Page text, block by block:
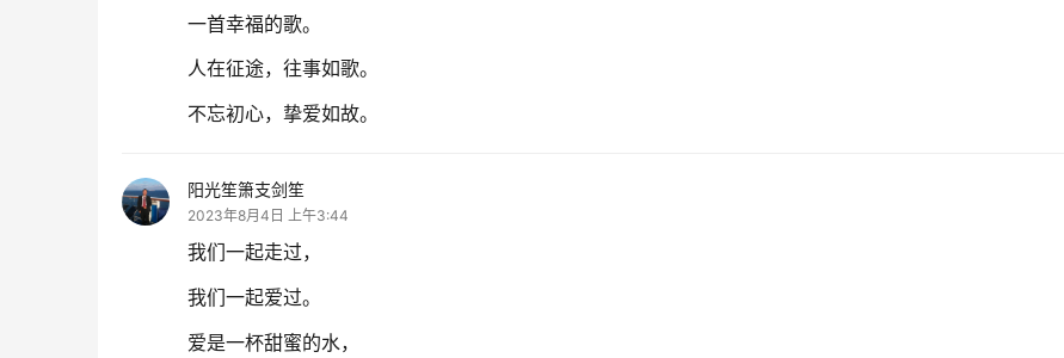
一首幸福的歌。
人在征途，往事如歌。
不忘初心，挚爱如故。
阳光笙箫支剑笙
2023年8月4日 上午3:44
我们一起走过，
我们一起爱过。
爱是一杯甜蜜的水，